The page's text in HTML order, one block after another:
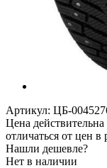
Артикул: ЦБ-
Цена
отличаться от цен
Нашли дешевле?
Нет в наличии